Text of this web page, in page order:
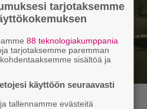
Theft Auto 6:n
tarjotaksemme
88 teknologiakumppania
tarjotaksemme paremman
sisältöä ja
käyttöön seuraavasti
tallennamme evästeitä